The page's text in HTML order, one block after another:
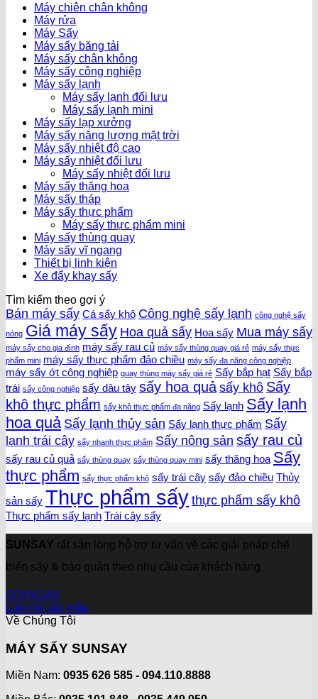
Máy chiên chân không
Máy rửa
Máy Sấy
Máy sấy băng tải
Máy sấy chân không
Máy sấy công nghiệp
Máy sấy lạnh
Máy sấy lạnh đối lưu
Máy sấy lạnh mini
Máy sấy lạp xưởng
Máy sấy năng lượng mặt trời
Máy sấy nhiệt độ cao
Máy sấy nhiệt đối lưu
Máy sấy nhiệt đối lưu
Máy sấy thăng hoa
Máy sấy tháp
Máy sấy thực phẩm
Máy sấy thực phẩm mini
Máy sấy thùng quay
Máy sấy vĩ ngang
Thiết bị linh kiện
Xe đẩy khay sấy
Tìm kiếm theo gợi ý
Bán máy sấy Cá sấy khô Công nghệ sấy lạnh công nghệ sấy
nóng Giá máy sấy Hoa quả sấy Hoa sấy Mua máy sấy
máy sấy cho gia đình máy sấy rau củ máy sấy thùng quay giá rẻ máy sấy thực
phẩm mini máy sấy thực phẩm đảo chiều máy sấy đa năng công nghiệp
máy sấy ớt công nghiệp quay thùng máy sấy giá rẻ Sấy bắp hạt Sấy bắp
trái sấy công nghiệp sấy dâu tây sấy hoa quả sấy khô Sấy
khô thực phẩm sấy khô thực phẩm đa năng Sấy lạnh Sấy lạnh
hoa quả Sấy lạnh thủy sản Sấy lạnh thực phẩm Sấy
lạnh trái cây sấy nhanh thực phẩm Sấy nông sản sấy rau củ
sấy rau củ quả sấy thùng quay sấy thùng quay mini sấy thăng hoa Sấy
thực phẩm sấy thực phẩm khô sấy trái cây sấy đảo chiều Thủy
sản sấy Thực phẩm sấy thực phẩm sấy khô
Thực phẩm sấy lạnh Trái cây sấy
SUNSAY rất sẵn lòng hỗ trợ tư vấn về các giải pháp chế
biến sấy & bảo quản theo nhu cầu của khách hàng.
GỌI NGAY
Liên hệ sấy mẫu
Về Chúng Tôi
MÁY SẤY SUNSAY
Miền Nam: 0935 626 585 - 094.110.8888